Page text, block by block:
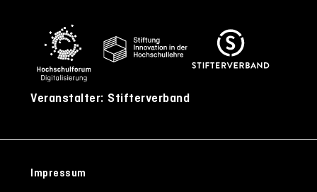
Veranstalter: Stifterverband
Impressum